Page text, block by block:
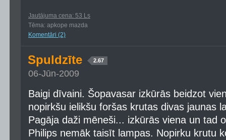
Jautājuma cena: 53 Ls
Tēma: apkope mazda
Komentāri (2)
Spuldzīte 2.67
06-Jūn-2009
Baigi dīvaini. Šopavasar izkūrās beidzot
nopirkšu ielikšu foršas krutas divas jaunas
Pagāja daži mēneši... izkūrās viena un tad
Philips nemāk taisīt lampas. Nopirku krutu